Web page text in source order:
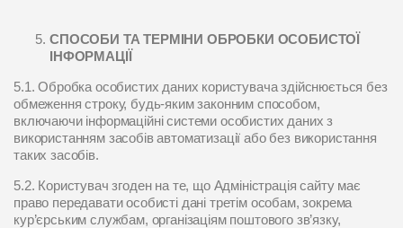
СПОСОБИ ТА ТЕРМІНИ ОБРОБКИ ОСОБИСТОЇ
ІНФОРМАЦІЇ
5.1. Обробка особистих даних користувача здійснюється без
обмеження строку, будь-яким законним способом,
включаючи інформаційні системи особистих даних з
використанням засобів автоматизації або без використання
таких засобів.
5.2. Користувач згоден на те, що Адміністрація сайту має
право передавати особисті дані третім особам, зокрема
кур’єрським службам, організаціям поштового зв’язку,